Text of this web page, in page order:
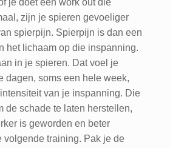
je doet een work out die
zijn je spieren gevoeliger
spierpijn. Spierpijn is dan een
het lichaam op die inspanning.
in je spieren. Dat voel je
dagen, soms een hele week,
van je inspanning. Die
de schade te laten herstellen,
is geworden en beter
volgende training. Pak je de